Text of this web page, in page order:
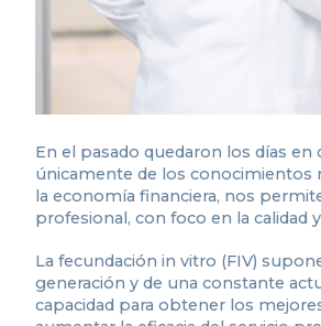
En el pasado quedaron los días
únicamente de los conocimientos
la economía financiera, nos
profesional, con foco en la calidad
La fecundación in vitro (FIV)
generación y de una constante
capacidad para obtener los